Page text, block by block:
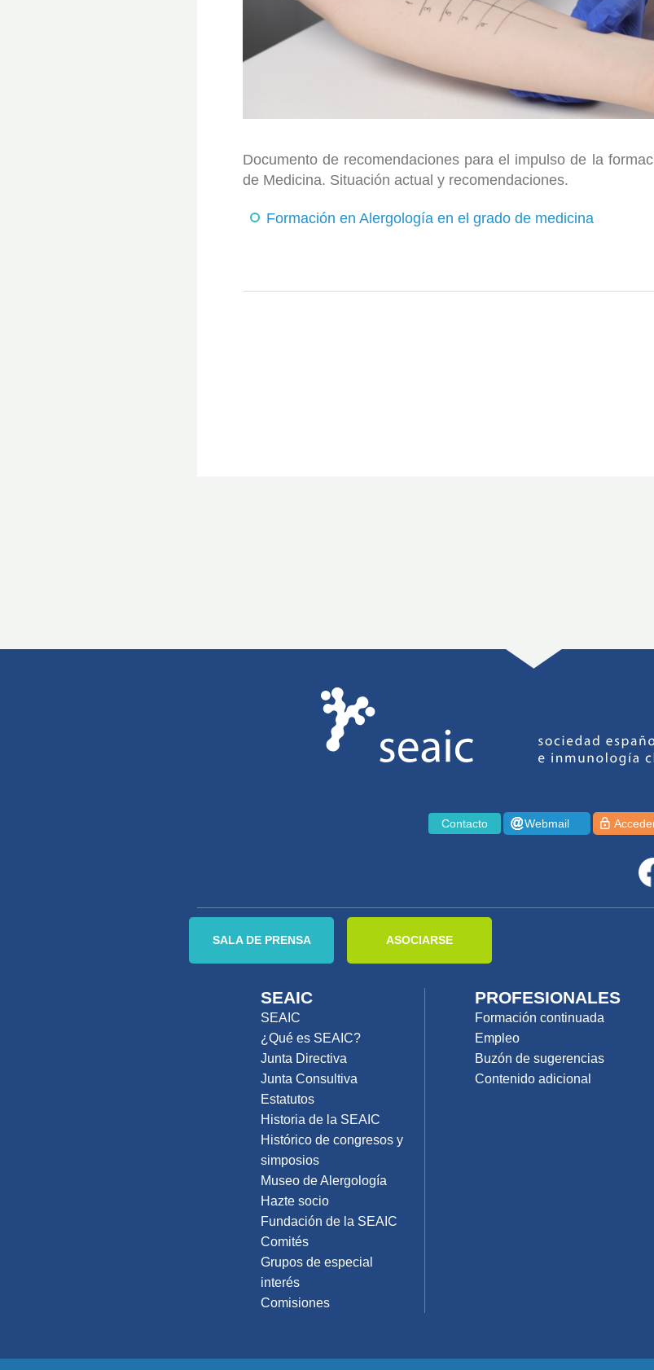
Documento de recomendaciones para el impulso de la
de Medicina. Situación actual y recomendaciones.
Formación en Alergología en el grado de medicina
Contacto Webmail
SEAIC
SEAIC
¿Qué es SEAIC?
Junta Directiva
Junta Consultiva
Estatutos
Historia de la SEAIC
Histórico de congresos y
simposios
Museo de Alergología
Hazte socio
Fundación de la SEAIC
Comités
Grupos de especial
interés
Comisiones
PROFESIONALES
Formación continuada
Empleo
Buzón de sugerencias
Contenido adicional
SALA DE PRENSA ASOCIARSE